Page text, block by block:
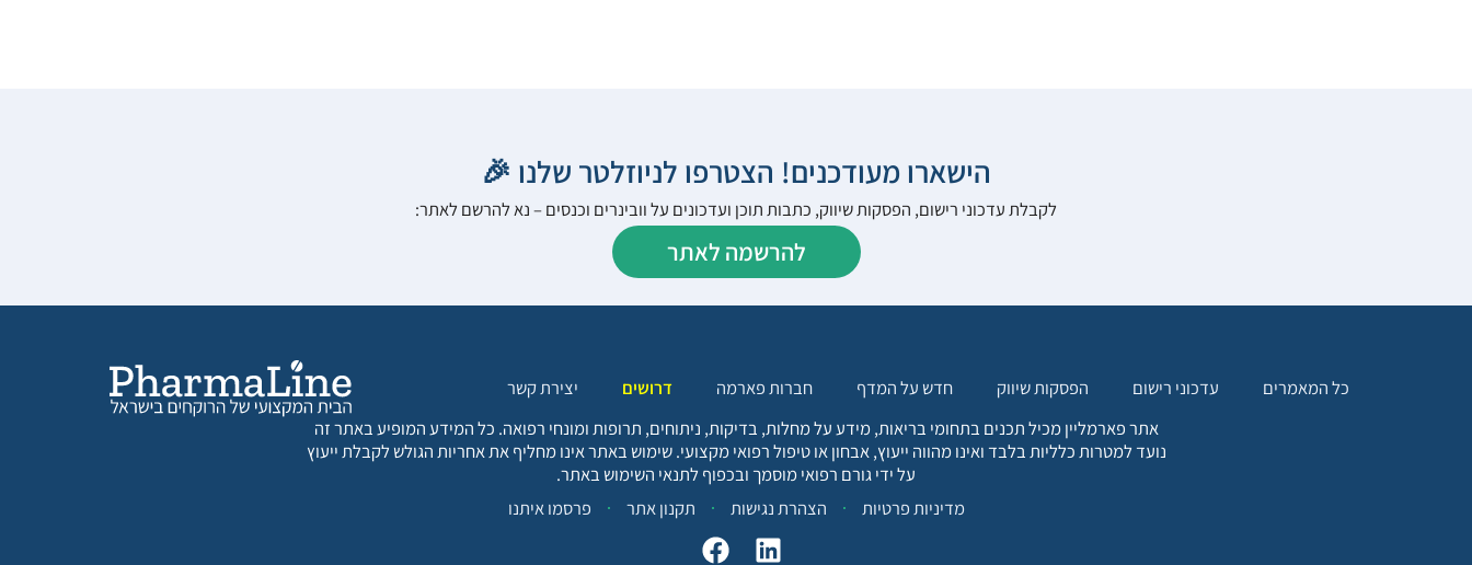
הישארו מעודכנים! הצטרפו לניוזלטר שלנו 🎉
לקבלת עדכוני רישום, הפסקות שיווק, כתבות תוכן ועדכונים על וובינרים וכנסים – נא להרשם לאתר:
להרשמה לאתר
כל המאמרים עדכוני רישום הפסקות שיווק חדש על המדף חברות פארמה דרושים
יצירת קשר
אתר פארמליין מכיל תכנים בתחומי בריאות, מידע על מחלות, בדיקות, ניתוחים, תרופות ומונחי רפואה. כל המידע המופיע באתר זה
נועד למטרות כלליות בלבד ואינו מהווה ייעוץ, אבחון או טיפול רפואי מקצועי. שימוש באתר אינו מחליף את אחריות הגולש לקבלת ייעוץ
על ידי גורם רפואי מוסמך ובכפוף לתנאי השימוש באתר.
מדיניות פרטיות
הצהרת נגישות תקנון אתר פרסמו איתנו